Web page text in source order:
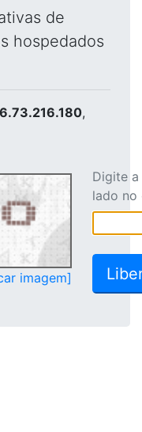
de
hospedados
,
imagem]
Digite
lado no